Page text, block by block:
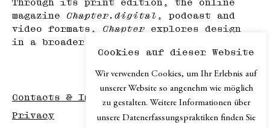
Through its print edition, the online
magazine Chapter.digital , podcast and
video formats, Chapter explores design
in a broader cultural context.
Contacts & Imprint
Privacy
Cookies auf dieser Website
Wir verwenden Cookies, um Ihr Erlebnis auf
unserer Website so angenehm wie möglich
zu gestalten. Weitere Informationen über
unsere Datenerfassungspraktiken finden Sie